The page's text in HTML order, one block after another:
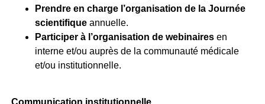
Prendre en charge l’organisation de la Journée
scientifiqueannuelle.
Participer à l’organisation de webinairesen
interne et/ou auprès de la communauté médicale
et/ou institutionnelle.
Communication institutionnelle